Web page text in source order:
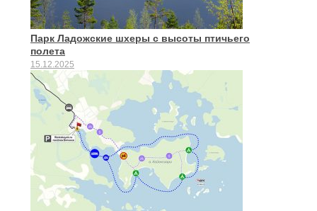
Парк Ладожские шхеры с высоты птичьего
полета
15.12.2025